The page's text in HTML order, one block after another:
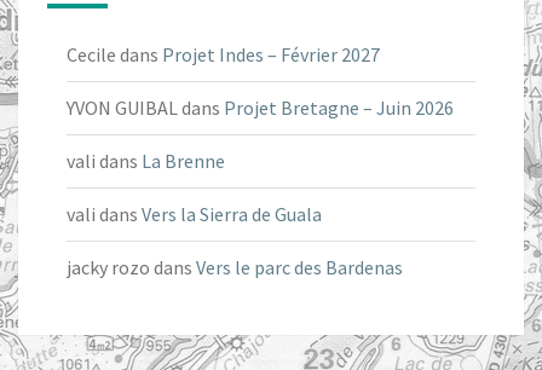
Cecile dans Projet Indes – Février 2027
YVON GUIBAL dans Projet Bretagne – Juin 2026
vali dans La Brenne
vali dans Vers la Sierra de Guala
jacky rozo dans Vers le parc des Bardenas